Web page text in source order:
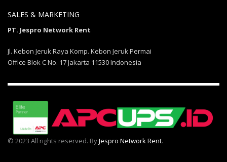
SALES & MARKETING
PT. Jespro Network Rent
Jl. Kebon Jeruk Raya Komp. Kebon Jeruk Permai
Office Blok C No. 17 Jakarta 11530 Indonesia
© 2023 All rights reserved. ByJespro Network Rent.